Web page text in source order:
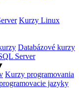
Kurzy Linux
Databázové kurzy
Server
Kurzy programovania
jazyky